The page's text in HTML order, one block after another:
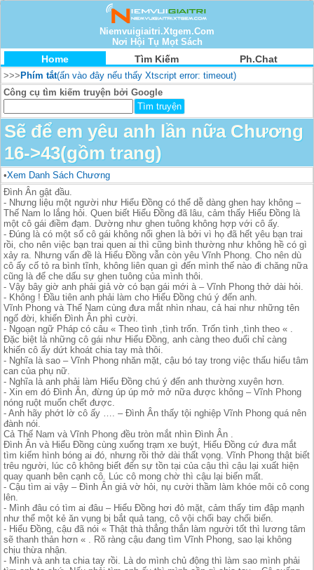
Niemvuigiaitri.Xtgem.Com
Nơi Hội Tụ Mọt Sách
Home Tìm Kiếm Ph.Chat
>>>Phím tắt(ấn vào đây nếu thấy Xtscript error: timeout)
Công cụ tìm kiếm truyện bởi Google
Sẽ để em yêu anh lần nữa Chương
16->43(gồm trang)
•Xem Danh Sách Chương
Đình Ân gật đầu.
- Nhưng liệu một người như Hiểu Đồng có thể dễ dàng ghen hay không –
Thế Nam lo lắng hỏi. Quen biết Hiểu Đồng đã lâu, cảm thấy Hiểu Đồng là
một cô gái điềm đạm. Dường như ghen tuông không hợp với cô ấy.
- Đúng là có một số cô gái không nổi ghen là bởi vì họ đã hết yêu bạn trai
rồi, cho nên việc bạn trai quen ai thì cũng bình thường như không hề có gì
xảy ra. Nhưng vấn đề là Hiểu Đồng vẫn còn yêu Vĩnh Phong. Cho nên dù
cô ấy cố tỏ ra bình tĩnh, không liên quan gì đến mình thế nào đi chăng nữa
cũng là để che dấu sự ghen tuông của mình thôi.
- Vậy bây giờ anh phải giả vờ có bạn gái mới à – Vĩnh Phong thở dài hỏi.
- Không ! Đầu tiên anh phải làm cho Hiểu Đồng chú ý đến anh.
Vĩnh Phong và Thế Nam cùng đưa mắt nhìn nhau, cả hai như những tên
ngố đời, khiến Đình Ân phì cười.
- Ngoạn ngữ Pháp có câu « Theo tình ,tình trốn. Trốn tình ,tình theo « .
Đặc biệt là những cô gái như Hiểu Đồng, anh càng theo đuổi chỉ càng
khiến cô ấy dứt khoát chia tay mà thôi.
- Nghĩa là sao – Vĩnh Phong nhăn mặt, cậu bó tay trong việc thấu hiểu tâm
can của phụ nữ.
- Nghĩa là anh phải làm Hiểu Đồng chú ý đến anh thường xuyên hơn.
- Xin em đó Đình Ân, đừng úp úp mở mở nữa được không – Vĩnh Phong
nóng ruột muốn chết được.
- Anh hãy phớt lờ cô ấy …. – Đình Ân thấy tội nghiệp Vĩnh Phong quá nên
đành nói.
Cả Thế Nam và Vĩnh Phong đều tròn mắt nhìn Đình Ân .
Đình Ân và Hiểu Đồng cùng xuống trạm xe buýt, Hiểu Đồng cứ đưa mắt
tìm kiếm hình bóng ai đó, nhưng rồi thở dài thất vọng. Vĩnh Phong thật biết
trêu người, lúc cô không biết đến sự tồn tại của cậu thì cậu lại xuất hiện
quay quanh bên cạnh cô. Lúc cô mong chờ thì cậu lại biến mất.
- Cậu tìm ai vậy – Đình Ân giả vờ hỏi, nụ cười thầm làm khóe môi cô cong
lên.
- Mình đâu có tìm ai đâu – Hiểu Đồng hơi đỏ mặt, cảm thấy tim đập mạnh
như thể một kẻ ăn vụng bị bắt quả tang, cô vội chối bay chối biến.
- Hiểu Đồng, cậu đã nói « Thật thà thẳng thắn làm người tốt thì lương tâm
sẽ thanh thản hơn « . Rõ ràng cậu đang tìm Vĩnh Phong, sao lại không
chịu thừa nhận.
- Mình và anh ta chia tay rồi. Là do mình chủ động thì làm sao mình phải